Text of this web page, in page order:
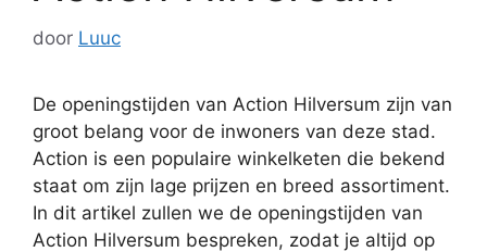
door Luuc
De openingstijden van Action Hilversum zijn van
groot belang voor de inwoners van deze stad.
Action is een populaire winkelketen die bekend
staat om zijn lage prijzen en breed assortiment.
In dit artikel zullen we de openingstijden van
Action Hilversum bespreken, zodat je altijd op